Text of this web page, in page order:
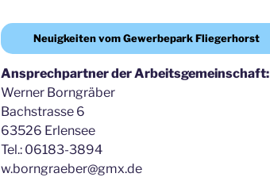
Neuigkeiten vom Gewerbepark Fliegerhorst
Ansprechpartner der Arbeitsgemeinschaft:
Werner Borngräber
Bachstrasse 6
63526 Erlensee
Tel.: 06183-3894
w.borngraeber@gmx.de